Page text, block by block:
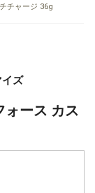
チャージ 36g
ズ
ォース カス